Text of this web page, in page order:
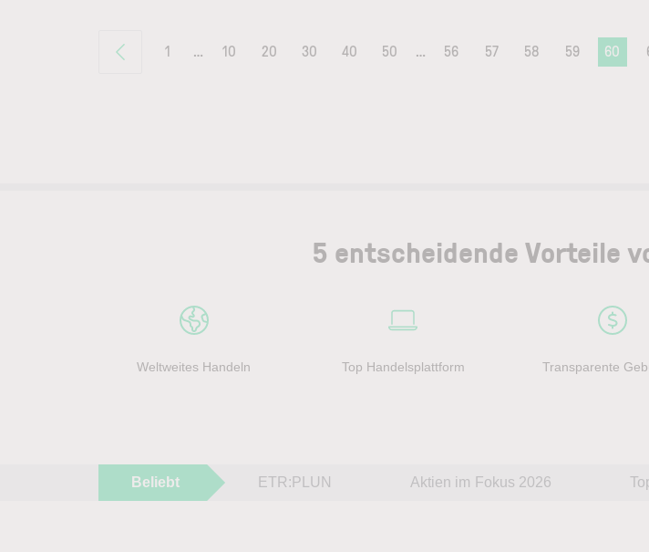
1 … 10 20 30 40 50 … 56 57 58 59 60
5 entscheidende Vorteile
Weltweites Handeln Top Handelsplattform Transparente
Beliebt ETR:PLUN Aktien im Fokus 2026